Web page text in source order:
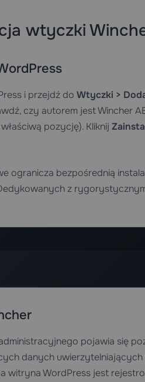
wtyczki
i przejdź do Wtyczki >
czy autorem jest Wincher
pozycję). Kliknij
ogranicza bezpośrednią
z
pojawia się
danych
WordPress jest